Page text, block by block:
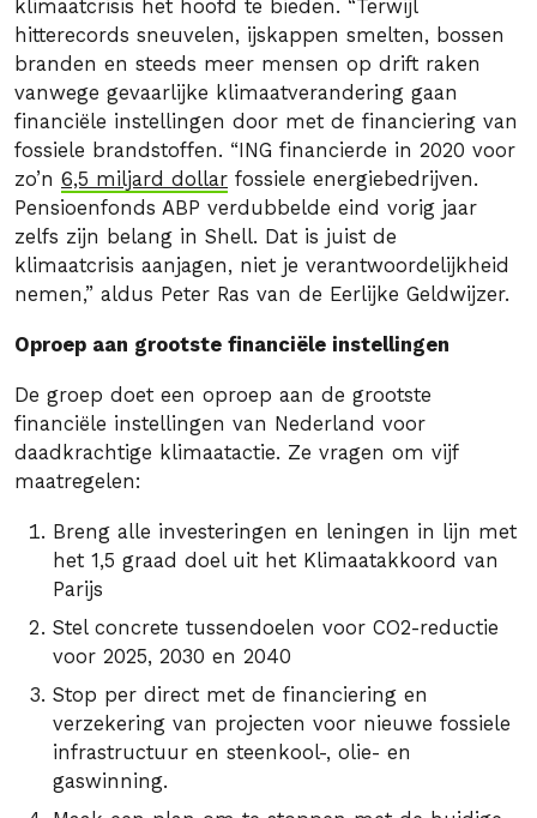
klimaatcrisis het hoofd te bieden. “Terwijl
hitterecords sneuvelen, ijskappen smelten, bossen
branden en steeds meer mensen op drift raken
vanwege gevaarlijke klimaatverandering gaan
financiële instellingen door met de financiering van
fossiele brandstoffen. “ING financierde in 2020 voor
zo’n 6,5 miljard dollar fossiele energiebedrijven.
Pensioenfonds ABP verdubbelde eind vorig jaar
zelfs zijn belang in Shell. Dat is juist de
klimaatcrisis aanjagen, niet je verantwoordelijkheid
nemen,” aldus Peter Ras van de Eerlijke Geldwijzer.
Oproep aan grootste financiële instellingen
De groep doet een oproep aan de grootste
financiële instellingen van Nederland voor
daadkrachtige klimaatactie. Ze vragen om vijf
maatregelen:
Breng alle investeringen en leningen in lijn met
het 1,5 graad doel uit het Klimaatakkoord van
Parijs
Stel concrete tussendoelen voor CO2-reductie
voor 2025, 2030 en 2040
Stop per direct met de financiering en
verzekering van projecten voor nieuwe fossiele
infrastructuur en steenkool-, olie- en
gaswinning.